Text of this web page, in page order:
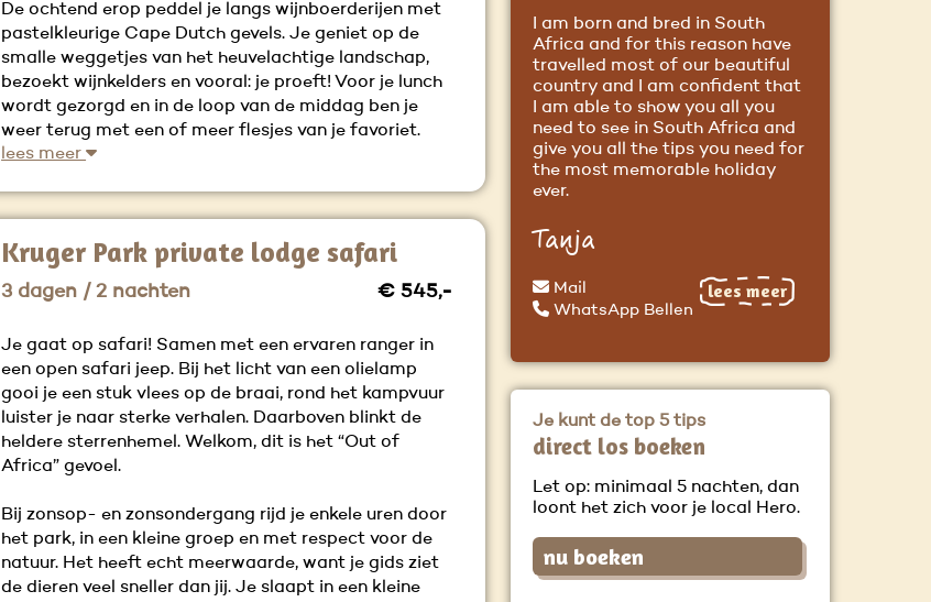
De ochtend erop peddel je langs wijnboerderijen met
pastelkleurige Cape Dutch gevels. Je geniet op de
smalle weggetjes van het heuvelachtige landschap,
bezoekt wijnkelders en vooral: je proeft! Voor je lunch
wordt gezorgd en in de loop van de middag ben je
weer terug met een of meer flesjes van je favoriet.
lees meer
Kruger Park private lodge safari
€ 545,-
3 dagen / 2 nachten
Je gaat op safari! Samen met een ervaren ranger in
een open safari jeep. Bij het licht van een olielamp
gooi je een stuk vlees op de braai, rond het kampvuur
luister je naar sterke verhalen. Daarboven blinkt de
heldere sterrenhemel. Welkom, dit is het “Out of
Africa” gevoel.
Bij zonsop- en zonsondergang rijd je enkele uren door
het park, in een kleine groep en met respect voor de
natuur. Het heeft echt meerwaarde, want je gids ziet
de dieren veel sneller dan jij. Je slaapt in een kleine
I am born and bred in South
Africa and for this reason have
travelled most of our beautiful
country and I am confident that
I am able to show you all you
need to see in South Africa and
give you all the tips you need for
the most memorable holiday
ever.
Tanja
Mail
WhatsApp Bellen
lees meer
Je kunt de top 5 tips
direct los boeken
Let op: minimaal 5 nachten, dan
loont het zich voor je local Hero.
nu boeken